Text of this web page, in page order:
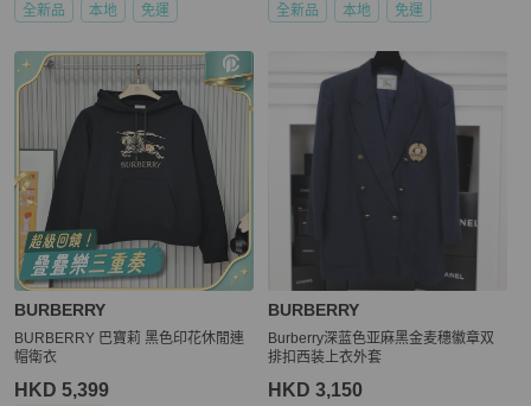
全新品 本地 免運 全新品 本地 免運
BURBERRY
BURBERRY 巴寶莉 黑色印花休閒連
帽衛衣
HKD 5,399
BURBERRY
Burberry深蓝色亚麻黑金麦穗徽章双
排扣西装上衣外套
HKD 3,150